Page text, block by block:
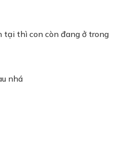
tại thì con còn đang ở trong
nhá